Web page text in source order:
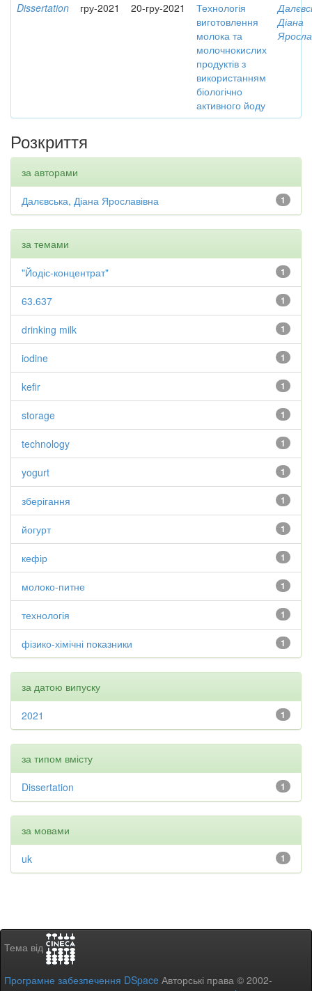
Dissertation гру-2021 20-гру-2021
Технологія
виготовлення
молока та
молочнокислих
продуктів з
використанням
біологічно
активного йоду
Діана
Розкриття
за авторами
1
Далєвська, Діана Ярославівна
за темами
1
"Йодіс-концентрат"
1
63.637
1
drinking milk
1
iodine
1
kefir
1
storage
1
technology
1
yogurt
1
зберігання
1
йогурт
1
кефір
1
молоко-питне
1
технологія
1
фізико-хімічні показники
за датою випуску
1
2021
за типом вмісту
1
Dissertation
за мовами
1
uk
Тема від
Програмне забезпечення DSpace Авторські права © 2002-